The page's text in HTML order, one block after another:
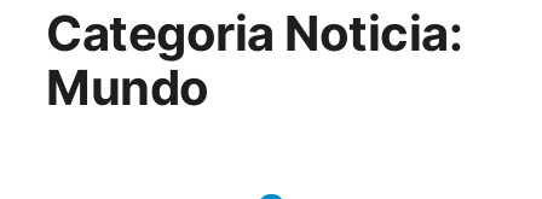
Categoria Noticia:
Mundo